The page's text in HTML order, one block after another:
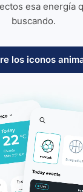
esa energía
buscando.
los iconos